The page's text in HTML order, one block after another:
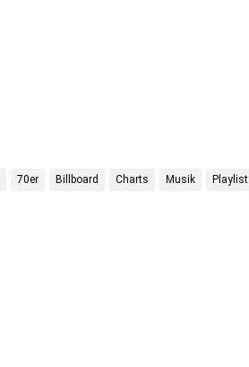
70er Billboard Charts Musik Playlist